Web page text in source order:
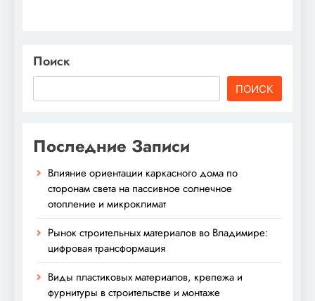
Поиск
ПОИСК
Последние Записи
Влияние ориентации каркасного дома по
сторонам света на пассивное солнечное
отопление и микроклимат
Рынок строительных материалов во Владимире:
цифровая трансформация
Виды пластиковых материалов, крепежа и
фурнитуры в строительстве и монтаже